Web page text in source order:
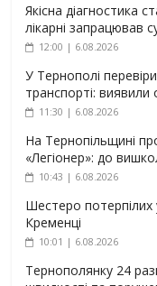
Якісна діагностика
лікарні запрацював
12:00 | 6.08.2026
У Тернополі
транспорті:
11:30 | 6.08.2026
На Тернопільщині
«Легіонер»: до
10:43 | 6.08.2026
Шестеро потерпілих
Кременці
10:01 | 6.08.2026
Тернополянку 24